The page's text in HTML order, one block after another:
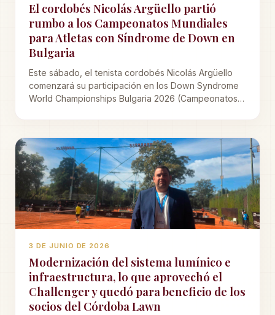
El cordobés Nicolás Argüello partió
rumbo a los Campeonatos Mundiales
para Atletas con Síndrome de Down en
Bulgaria
Este sábado, el tenista cordobés Nicolás Argüello
comenzará su participación en los Down Syndrome
World Championships Bulgaria 2026 (Campeonatos
3 DE JUNIO DE 2026
Modernización del sistema lumínico e
infraestructura, lo que aprovechó el
Challenger y quedó para beneficio de los
socios del Córdoba Lawn